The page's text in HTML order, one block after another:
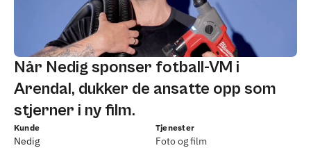
Når Nedig sponser fotball-VM i
Arendal, dukker de ansatte opp som
stjerner i ny film.
Kunde
Nedig
Tjenester
Foto og film